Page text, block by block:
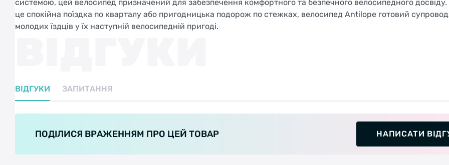
системою, цей велосипед призначений для забезпечення комфортного та безпечного велосипедного
це спокійна поїздка по кварталу або пригодницька подорож по стежках, велосипед Antilope готовий
молодих їздців у їх наступній велосипедній пригоді.
ВІДГУКИ ЗАПИТАННЯ
ПОДІЛИСЯ ВРАЖЕННЯМ ПРО ЦЕЙ ТОВАР НАПИСАТИ